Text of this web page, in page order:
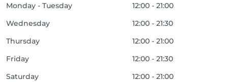
Monday - Tuesday
12:00 - 21:00
Wednesday
12:00 - 21:30
Thursday
12:00 - 21:00
Friday
12:00 - 21:30
Saturday
12:00 - 21:00